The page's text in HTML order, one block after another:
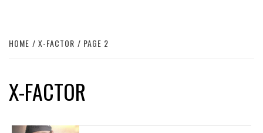
HOME X-FACTOR PAGE 2
X-FACTOR